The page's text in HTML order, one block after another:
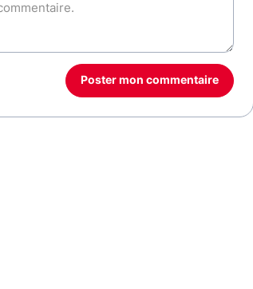
Poster mon commentaire